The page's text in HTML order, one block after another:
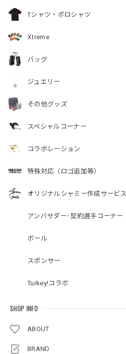
Tシャツ・ポロシャツ
Xtreme
バッグ
ジュエリー
その他グッズ
スペシャルコーナー
コラボレーション
特殊対応（ロゴ追加等）
オリジナルシャミー作成サービス
アンバサダー･契約選手コーナー
ボール
スポンサー
Turkey!コラボ
SHOP INFO
ABOUT
BRAND